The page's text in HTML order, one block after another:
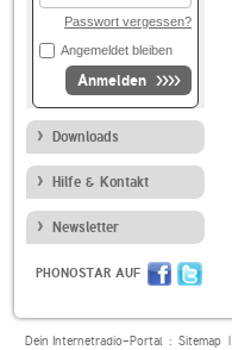
Passwort vergessen?
Angemeldet bleiben
Anmelden
Downloads
Hilfe & Kontakt
Newsletter
PHONOSTAR AUF
Dein Internetradio-Portal : Sitemap|